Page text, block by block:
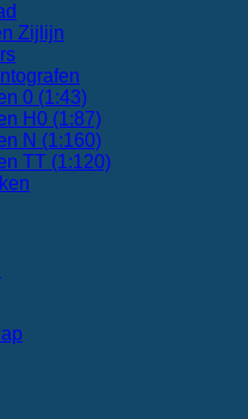
Zijlijn
0 (1:43)
H0 (1:87)
N (1:160)
TT (1:120)